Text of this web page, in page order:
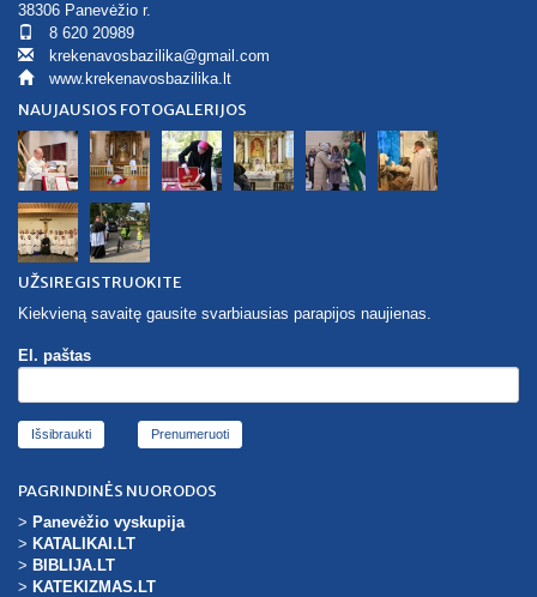
38306 Panevėžio r.
8 620 20989
krekenavosbazilika@gmail.com
www.krekenavosbazilika.lt
NAUJAUSIOS FOTOGALERIJOS
UŽSIREGISTRUOKITE
Kiekvieną savaitę gausite svarbiausias parapijos naujienas.
El. paštas
Išsibraukti
PAGRINDINĖS NUORODOS
> Panevėžio vyskupija
> KATALIKAI.LT
> BIBLIJA.LT
> KATEKIZMAS.LT